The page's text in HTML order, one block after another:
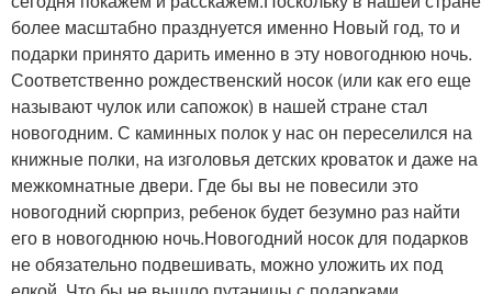
более масштабно празднуется именно Новый год, то и
подарки принято дарить именно в эту новогоднюю ночь.
Соответственно рождественский носок (или как его еще
называют чулок или сапожок) в нашей стране стал
новогодним. С каминных полок у нас он переселился на
книжные полки, на изголовья детских кроваток и даже на
межкомнатные двери. Где бы вы не повесили это
новогодний сюрприз, ребенок будет безумно раз найти
его в новогоднюю ночь.Новогодний носок для подарков
не обязательно подвешивать, можно уложить их под